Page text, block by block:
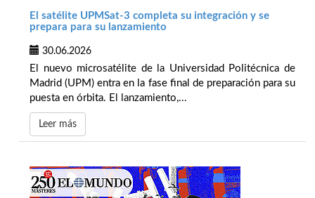
El satélite UPMSat-3 completa su integración y se
prepara para su lanzamiento
30.06.2026
El nuevo microsatélite de la Universidad Politécnica de
Madrid (UPM) entra en la fase final de preparación para su
puesta en órbita. El lanzamiento,...
Leer más